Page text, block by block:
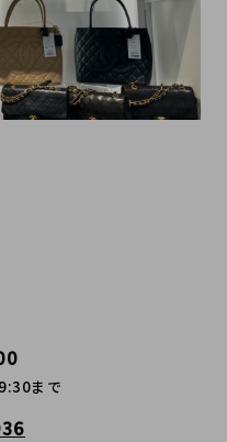
まで